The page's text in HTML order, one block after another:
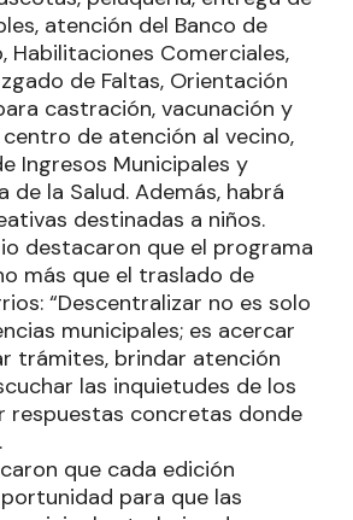
atención del Banco de
Habilitaciones Comerciales,
de Faltas, Orientación
castración, vacunación y
de atención al vecino,
Ingresos Municipales y
de la Salud. Además, habrá
destinadas a niños.
destacaron que el programa
más que el traslado de
“Descentralizar no es solo
municipales; es acercar
trámites, brindar atención
las inquietudes de los
respuestas concretas donde
que cada edición
para que las